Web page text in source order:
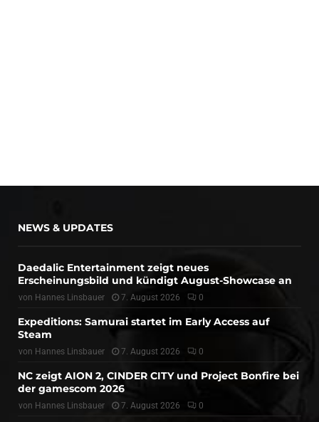
NEWS & UPDATES
Daedalic Entertainment zeigt neues
Erscheinungsbild und kündigt August-Showcase an
von Hannes Linsbauer 7. August 2026 0
Expeditions: Samurai startet im Early Access auf
Steam
von Hannes Linsbauer 7. August 2026 0
NC zeigt AION 2, CINDER CITY und Project Bonfire bei
der gamescom 2026
von Hannes Linsbauer 7. August 2026 0